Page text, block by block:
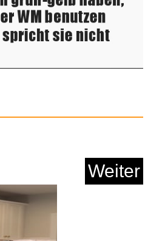
GO Energy
Wolf...
Weiter